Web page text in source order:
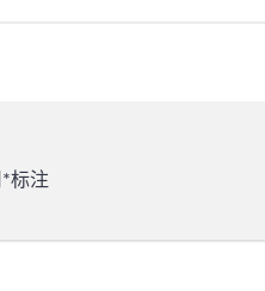
*标注